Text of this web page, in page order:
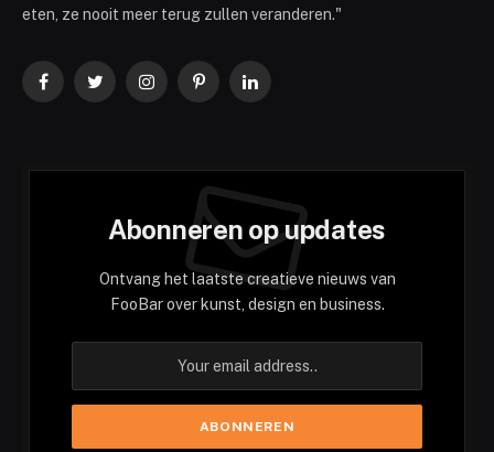
eten, ze nooit meer terug zullen veranderen."
FacebookTwitterInstagramPinterestLinkedIn
Abonneren op updates
Ontvang het laatste creatieve nieuws van
FooBar over kunst, design en business.